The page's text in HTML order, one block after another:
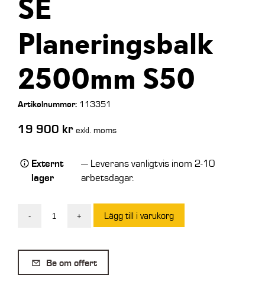
SE
Planeringsbalk
2500mm S50
Artikelnummer:113351
19 900 kr exkl. moms
Externt
lager
— Leverans vanligtvis inom 2-10
arbetsdagar.
-
2500mm
S50
+ Lägg till i varukorg
Be om offert